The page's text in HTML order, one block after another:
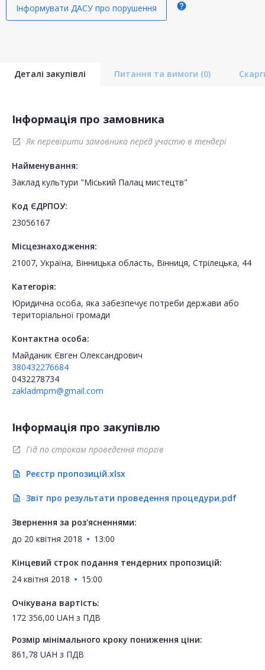
Інформувати ДАСУ про порушення help
Деталі закупівлі Питання та вимоги (0)
Інформація про замовника
open_in_new Як перевірити замовника перед участю в тендері
Найменування:
Заклад культури "Міський Палац мистецтв"
Код ЄДРПОУ:
23056167
Місцезнаходження:
21007, Україна, Вінницька область, Вінниця, Стрілецька, 44
Категорія:
Юридична особа, яка забезпечує потреби держави або
територіальної громади
Контактна особа:
Майданик Євген Олександрович
380432276684
0432278734
zakladmpm@gmail.com
Інформація про закупівлю
open_in_new Гід по строкам проведення торгів
description Реєстр пропозицій.xlsx
description Звіт про результати проведення процедури.pdf
Звернення за роз'ясненнями:
до 20 квітня 2018 13:00
Кінцевий строк подання тендерних пропозицій:
24 квітня 2018
15:00
Очікувана вартість:
172 356,00 UAH з ПДВ
Розмір мінімального кроку пониження ціни:
861,78 UAH з ПДВ